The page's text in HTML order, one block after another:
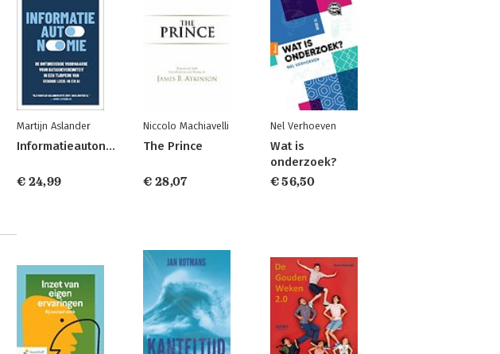
Martijn Aslander
Informatieautonomie
€ 24,99
Niccolo Machiavelli
The Prince
€ 28,07
Nel Verhoeven
Wat is
onderzoek?
€ 56,50